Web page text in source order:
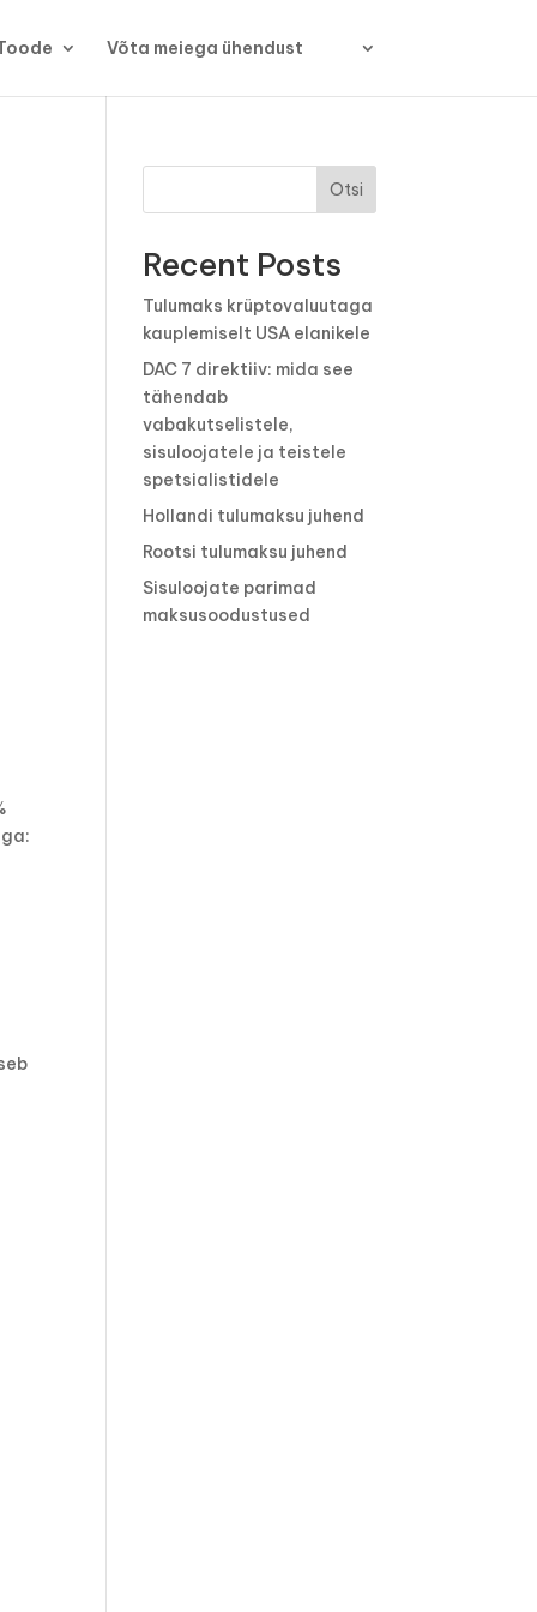
Võta meiega ühendust
Otsi
Recent Posts
Tulumaks krüptovaluutaga
kauplemiselt USA elanikele
DAC 7 direktiiv: mida see
tähendab
vabakutselistele,
sisuloojatele ja teistele
spetsialistidele
Hollandi tulumaksu juhend
Rootsi tulumaksu juhend
Sisuloojate parimad
maksusoodustused